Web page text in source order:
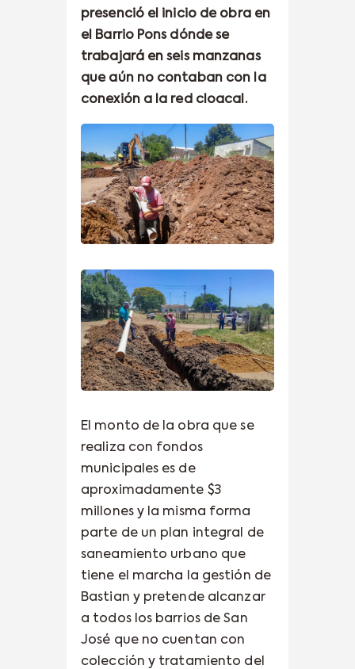
presenció el inicio de obra en
el Barrio Pons dónde se
trabajará en seis manzanas
que aún no contaban con la
conexión a la red cloacal.
El monto de la obra que se
realiza con fondos
municipales es de
aproximadamente $3
millones y la misma forma
parte de un plan integral de
saneamiento urbano que
tiene el marcha la gestión de
Bastian y pretende alcanzar
a todos los barrios de San
José que no cuentan con
colección y tratamiento del